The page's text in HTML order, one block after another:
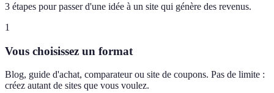
3 étapes pour passer d'une idée à un site qui génère des revenus.
1
Vous choisissez un format
Blog, guide d'achat, comparateur ou site de coupons. Pas de limite :
créez autant de sites que vous voulez.